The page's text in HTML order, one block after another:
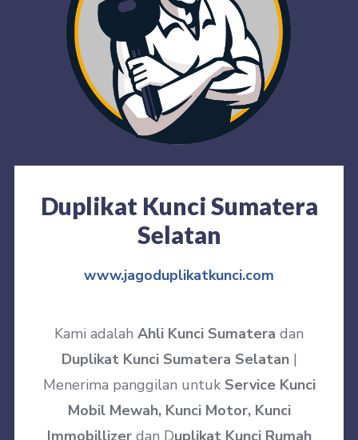
Duplikat Kunci Sumatera
Selatan
www.jagoduplikatkunci.com
Kami adalah Ahli Kunci Sumatera dan
Duplikat Kunci Sumatera Selatan|
Menerima panggilan untuk Service Kunci
Mobil Mewah, Kunci Motor, Kunci
Immobillizerdan Duplikat Kunci Rumah